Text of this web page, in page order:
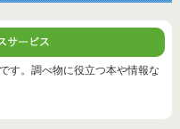
す。調べ物に役立つ本や情報な